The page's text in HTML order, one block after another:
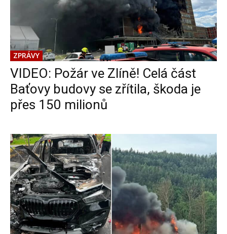
ZPRÁVY
VIDEO: Požár ve Zlíně! Celá část
Baťovy budovy se zřítila, škoda je
přes 150 milionů